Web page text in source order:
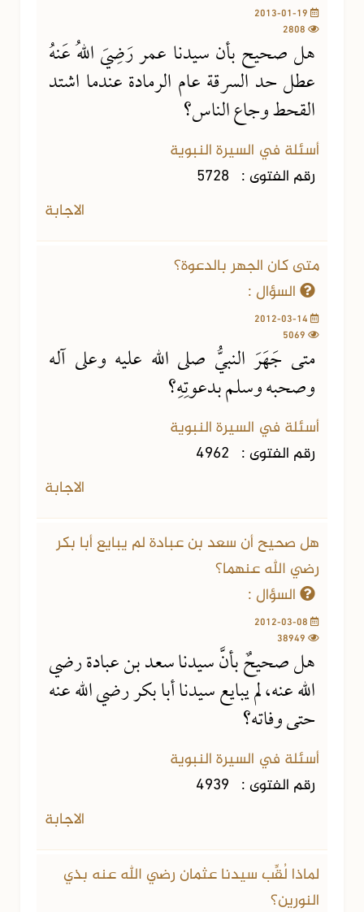
هل صحيح بأن سيدنا عمر رَضِيَ اللهُ عَنهُ
عطل حد السرقة عام الرمادة عندما اشتد
القحط وجاع الناس؟
أسئلة في السيرة النبوية
رقم الفتوى : 5728
الاجابة
متى كان الجهر بالدعوة؟
السؤال :
متى جَهَرَ النبيُّ صلى الله عليه وعلى آله
وصحبه وسلم بدعوتِهِ؟
أسئلة في السيرة النبوية
رقم الفتوى : 4962
الاجابة
هل صحيح أن سعد بن عبادة لم يبايع أبا بكر
رضي الله عنهما؟
السؤال :
هل صحيحٌ بأنَّ سيدنا سعد بن عبادة رضي
الله عنه، لم يبايع سيدنا أبا بكر رضي الله عنه
حتى وفاته؟
أسئلة في السيرة النبوية
رقم الفتوى : 4939
الاجابة
لماذا لُقِّب سيدنا عثمان رضي الله عنه بذي
النورين؟